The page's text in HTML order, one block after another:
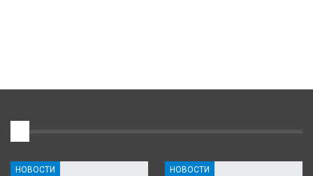
НОВОСТИ НОВОСТИ